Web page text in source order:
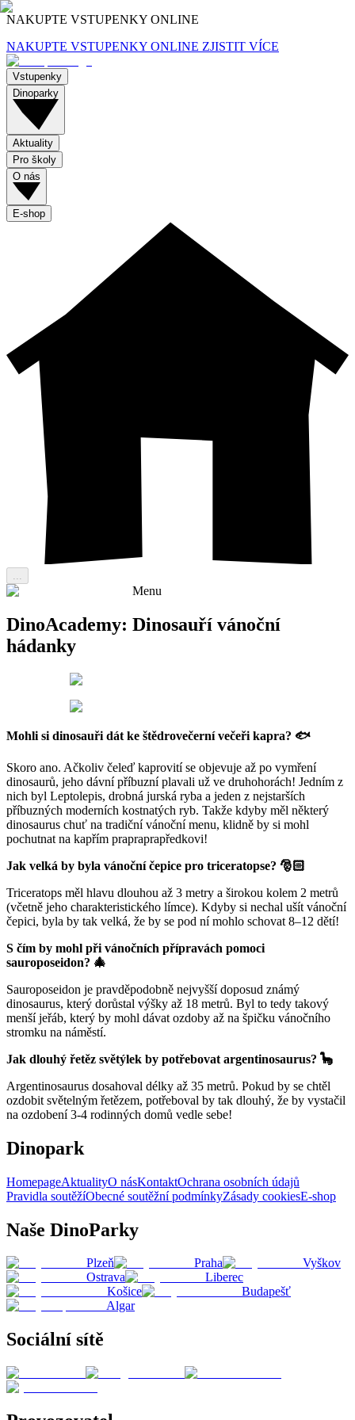
NAKUPTE VSTUPENKY ONLINE
NAKUPTE VSTUPENKY ONLINE ZJISTIT VÍCE
Vstupenky
Dinoparky
Aktuality
Pro školy
O nás
E-shop
Menu
DinoAcademy: Dinosauří vánoční
hádanky
Mohli si dinosauři dát ke štědrovečerní večeři kapra? 🐟
Skoro ano. Ačkoliv čeleď kaprovití se objevuje až po vymření
dinosaurů, jeho dávní příbuzní plavali už ve druhohorách! Jedním z
nich byl Leptolepis, drobná jurská ryba a jeden z nejstarších
příbuzných moderních kostnatých ryb. Takže kdyby měl některý
dinosaurus chuť na tradiční vánoční menu, klidně by si mohl
pochutnat na kapřím prapraprapředkovi!
Jak velká by byla vánoční čepice pro triceratopse? 🎅🏻
Triceratops měl hlavu dlouhou až 3 metry a širokou kolem 2 metrů
(včetně jeho charakteristického límce). Kdyby si nechal ušít vánoční
čepici, byla by tak velká, že by se pod ní mohlo schovat 8–12 dětí!
S čím by mohl při vánočních přípravách pomoci
sauroposeidon? 🎄
Sauroposeidon je pravděpodobně nejvyšší doposud známý
dinosaurus, který dorůstal výšky až 18 metrů. Byl to tedy takový
menší jeřáb, který by mohl dávat ozdoby až na špičku vánočního
stromku na náměstí.
Jak dlouhý řetěz světýlek by potřebovat argentinosaurus? 🦕
Argentinosaurus dosahoval délky až 35 metrů. Pokud by se chtěl
ozdobit světelným řetězem, potřeboval by tak dlouhý, že by vystačil
na ozdobení 3-4 rodinných domů vedle sebe!
Dinopark
HomepageAktualityO násKontaktOchrana osobních údajů
Pravidla soutěžíObecné soutěžní podmínkyZásady cookiesE-shop
Naše DinoParky
Plzeň Praha
Vyškov
Ostrava
Liberec
Košice
Budapešť
Algar
Sociální sítě